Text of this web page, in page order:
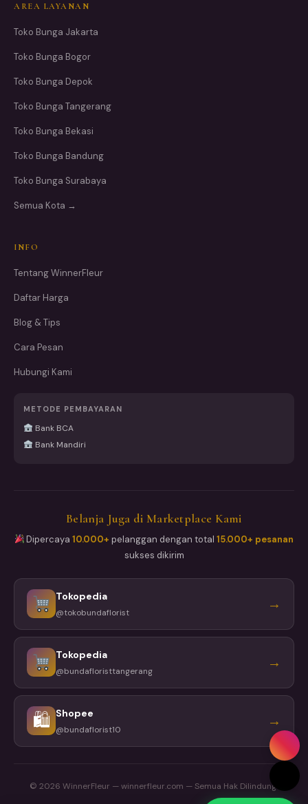
AREA LAYANAN
Toko Bunga Jakarta
Toko Bunga Bogor
Toko Bunga Depok
Toko Bunga Tangerang
Toko Bunga Bekasi
Toko Bunga Bandung
Toko Bunga Surabaya
Semua Kota →
INFO
Tentang WinnerFleur
Daftar Harga
Blog & Tips
Cara Pesan
Hubungi Kami
METODE PEMBAYARAN
Bank BCA
Bank Mandiri
Belanja Juga di Marketplace Kami
Dipercaya10.000+ pelanggan dengan total15.000+ pesanan
sukses dikirim
Tokopedia
@tokobundaflorist →
Tokopedia
@bundafloristtangerang →
🛍 Shopee
@bundaflorist10 →
© 2026 WinnerFleur — winnerfleur.com — Semua Hak Dilindungi